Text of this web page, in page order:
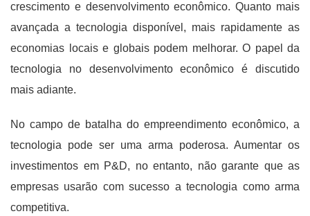
crescimento e desenvolvimento econômico. Quanto mais
avançada a tecnologia disponível, mais rapidamente as
economias locais e globais podem melhorar. O papel da
tecnologia no desenvolvimento econômico é discutido
mais adiante.
No campo de batalha do empreendimento econômico, a
tecnologia pode ser uma arma poderosa. Aumentar os
investimentos em P&D, no entanto, não garante que as
empresas usarão com sucesso a tecnologia como arma
competitiva.